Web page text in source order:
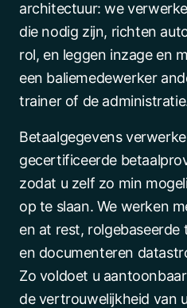
architectuur: we
die nodig zijn, richten
rol, en leggen inzage en
een baliemedewerker
trainer of de
Betaalgegevens
gecertificeerde
zodat u zelf zo min
op te slaan. We werken
en at rest,
en documenteren
Zo voldoet u
de vertrouwelijkheid van